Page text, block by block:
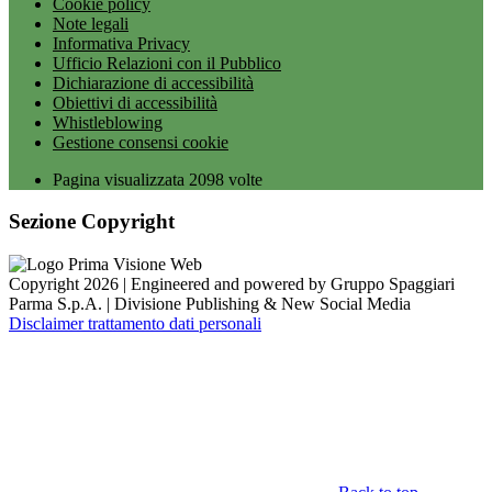
Note legali
Informativa Privacy
Ufficio Relazioni con il Pubblico
Dichiarazione di accessibilità
Obiettivi di accessibilità
Whistleblowing
Gestione consensi cookie
Pagina visualizzata 2098 volte
Sezione Copyright
Copyright 2026 | Engineered and powered by Gruppo Spaggiari
Parma S.p.A. | Divisione Publishing & New Social Media
Disclaimer trattamento dati personali